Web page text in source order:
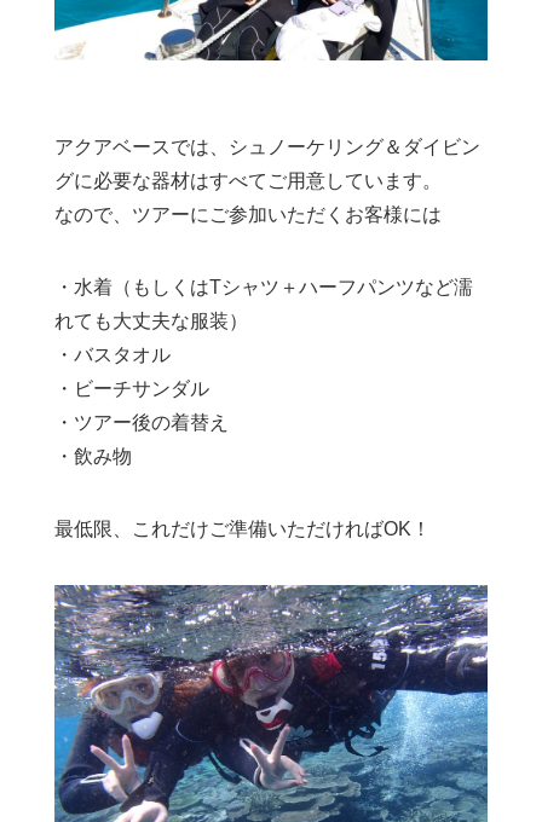
アクアベースでは、シュノーケリング＆ダイビン
グに必要な器材はすべてご用意しています。
なので、ツアーにご参加いただくお客様には
・水着（もしくはTシャツ＋ハーフパンツなど濡
れても大丈夫な服装）
・バスタオル
・ビーチサンダル
・ツアー後の着替え
・飲み物
最低限、これだけご準備いただければOK！